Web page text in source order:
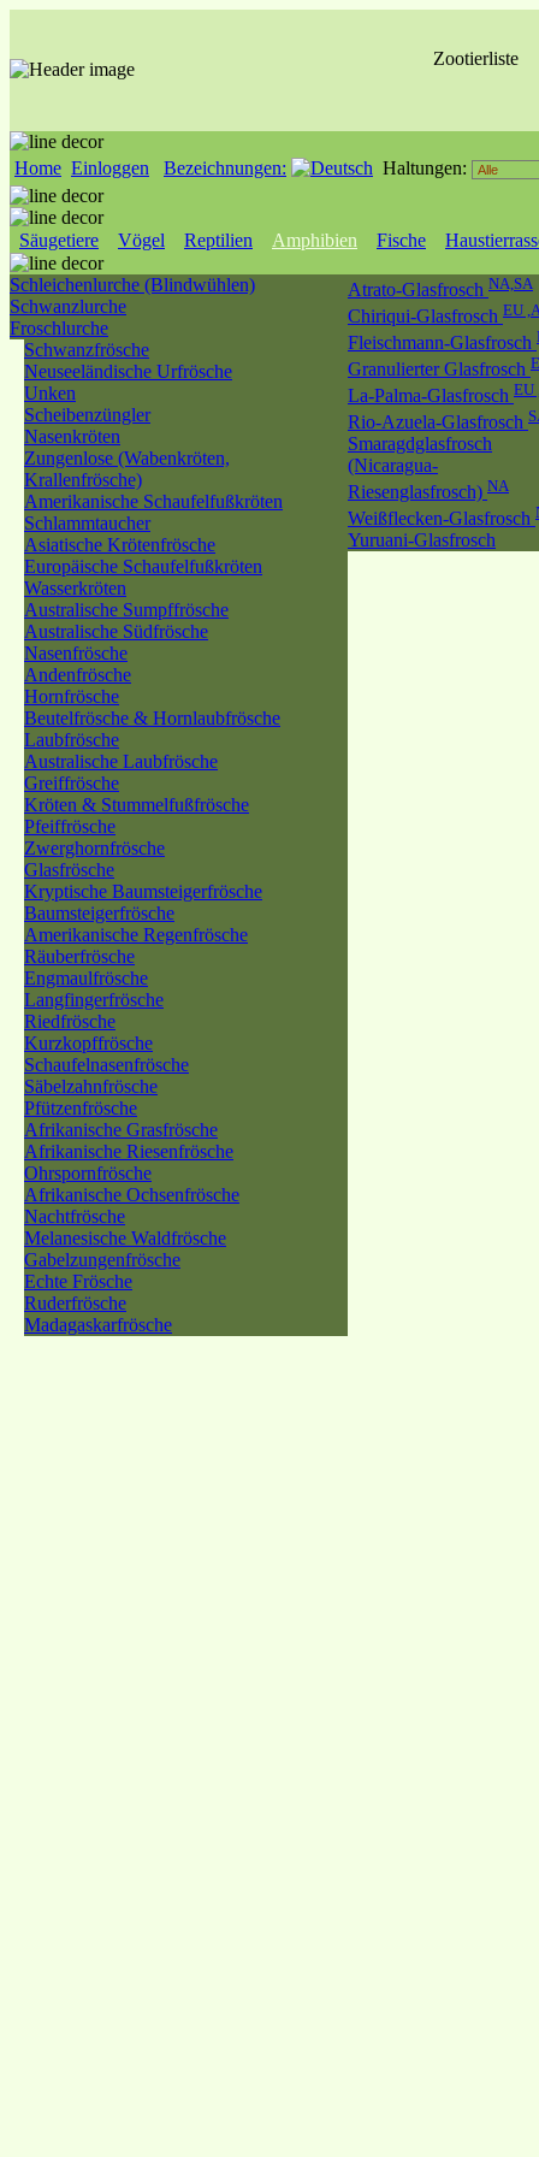
Zootierliste
Home Einloggen Bezeichnungen: Haltungen:
Säugetiere Vögel Reptilien Amphibien Fische
Schleichenlurche (Blindwühlen)
Schwanzlurche
Froschlurche
Schwanzfrösche
Neuseeländische Urfrösche
Unken
Scheibenzüngler
Nasenkröten
Zungenlose (Wabenkröten,
Krallenfrösche)
Amerikanische Schaufelfußkröten
Schlammtaucher
Asiatische Krötenfrösche
Europäische Schaufelfußkröten
Wasserkröten
Australische Sumpffrösche
Australische Südfrösche
Nasenfrösche
Andenfrösche
Hornfrösche
Beutelfrösche & Hornlaubfrösche
Laubfrösche
Australische Laubfrösche
Greiffrösche
Kröten & Stummelfußfrösche
Pfeiffrösche
Zwerghornfrösche
Glasfrösche
Kryptische Baumsteigerfrösche
Baumsteigerfrösche
Amerikanische Regenfrösche
Räuberfrösche
Engmaulfrösche
Langfingerfrösche
Riedfrösche
Kurzkopffrösche
Schaufelnasenfrösche
Säbelzahnfrösche
Pfützenfrösche
Afrikanische Grasfrösche
Afrikanische Riesenfrösche
Ohrspornfrösche
Afrikanische Ochsenfrösche
Nachtfrösche
Melanesische Waldfrösche
Gabelzungenfrösche
Echte Frösche
Ruderfrösche
Madagaskarfrösche
Atrato-Glasfrosch NA,SA
Chiriqui-Glasfrosch EU
Fleischmann-Glasfrosch
Granulierter Glasfrosch
La-Palma-Glasfrosch EU
Rio-Azuela-Glasfrosch
Smaragdglasfrosch
(Nicaragua-
Riesenglasfrosch) NA
Weißflecken-Glasfrosch
Yuruani-Glasfrosch